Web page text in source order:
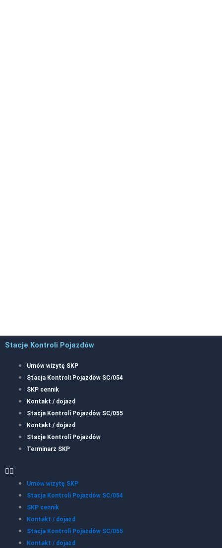
Stacje Kontroli Pojazdów
Umów wizytę SKP
Stacja Kontroli Pojazdów SC/054
SKP cennik
Kontakt / dojazd
Stacja Kontroli Pojazdów SC/055
Kontakt / dojazd
Stacje Kontroli Pojazdów
Terminarz SKP
Umów wizytę SKP
Stacja Kontroli Pojazdów SC/054
SKP cennik
Kontakt / dojazd
Stacja Kontroli Pojazdów SC/055
Kontakt / dojazd